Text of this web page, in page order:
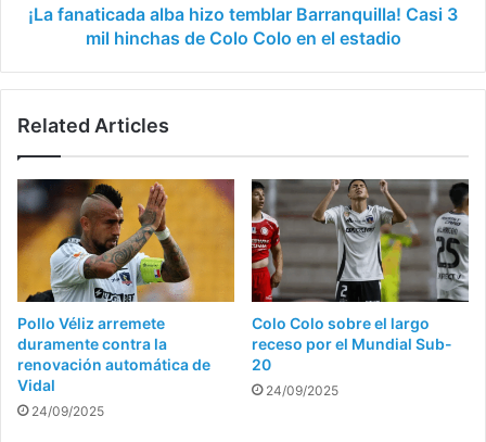
hinchas
el
¡La fanaticada alba hizo temblar Barranquilla! Casi 3
mil hinchas de Colo Colo en el estadio
Related Articles
Pollo Véliz arremete
duramente contra la
renovación automática de
Vidal
24/09/2025
Colo Colo sobre el largo
receso por el Mundial Sub-
20
24/09/2025